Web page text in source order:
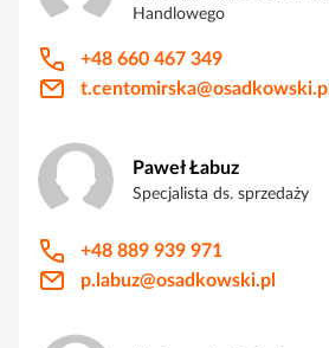
Handlowego
+48 660 467 349
t.centomirska@osadkowski.pl
Paweł Łabuz
Specjalista ds. sprzedaży
+48 889 939 971
p.labuz@osadkowski.pl